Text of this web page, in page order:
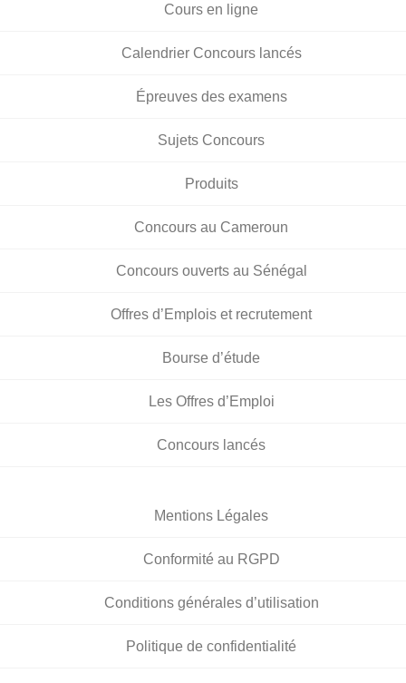
Cours en ligne
Calendrier Concours lancés
Épreuves des examens
Sujets Concours
Produits
Concours au Cameroun
Concours ouverts au Sénégal
Offres d’Emplois et recrutement
Bourse d’étude
Les Offres d’Emploi
Concours lancés
Mentions Légales
Conformité au RGPD
Conditions générales d’utilisation
Politique de confidentialité